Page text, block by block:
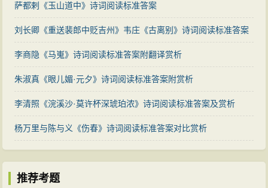
萨都剌《玉山道中》诗词阅读标准答案
刘长卿《重送裴郎中贬吉州》韦庄《古离别》诗词阅读标准答案
对比赏析
李商隐《马嵬》诗词阅读标准答案附翻译赏析
朱淑真《眼儿媚·元夕》诗词阅读标准答案附赏析
李清照《浣溪沙·莫许杯深琥珀浓》诗词阅读标准答案及赏析
杨万里与陈与义《伤春》诗词阅读标准答案对比赏析
推荐考题